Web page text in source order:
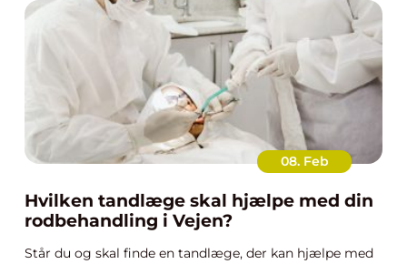
08. Feb
Hvilken tandlæge skal hjælpe med din
rodbehandling i Vejen?
Står du og skal finde en tandlæge, der kan hjælpe med